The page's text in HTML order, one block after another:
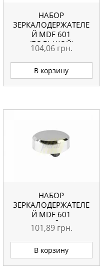
НАБОР
ЗЕРКАЛОДЕРЖАТЕЛЕ
Й MDF 601
(БОЛЬШОЙ)
МАТОВЫЙ (4ШТ)
104,06 грн.
В корзину
НАБОР
ЗЕРКАЛОДЕРЖАТЕЛЕ
Й MDF 601
(БОЛЬШОЙ) ХРОМ
(4ШТ)
101,89 грн.
В корзину